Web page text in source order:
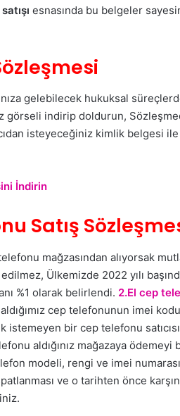
esnasında bu belgeler
gelebilecek hukuksal
görseli indirip doldurun,
isteyeceğiniz kimlik belgesi ile
İndirin
Satış
mağzasından alıyorsak
Ülkemizde 2022 yılı
%1 olarak belirlendi. 2.El cep
cep telefonunun imei
istemeyen bir cep telefonu
aldığınız mağazaya
modeli, rengi ve imei
ve o tarihten önce